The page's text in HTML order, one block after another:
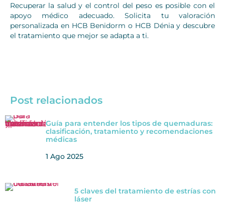
Recuperar la salud y el control del peso es posible con el
apoyo médico adecuado. Solicita tu valoración
personalizada en HCB Benidorm o HCB Dénia y descubre
el tratamiento que mejor se adapta a ti.
Post relacionados
Guía para entender los tipos de quemaduras:
clasificación, tratamiento y recomendaciones
médicas
1 Ago 2025
5 claves del tratamiento de estrías con
láser